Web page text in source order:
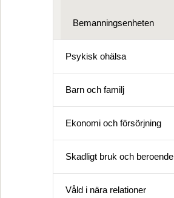
Bemanningsenheten
Psykisk ohälsa
Barn och familj
Ekonomi och försörjning
Skadligt bruk och beroende
Våld i nära relationer